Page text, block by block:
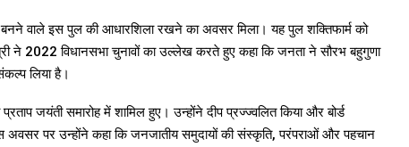
वाले इस पुल की आधारशिला रखने का अवसर मिला। यह पुल शक्तिफार्म को
ने 2022 विधानसभा चुनावों का उल्लेख करते हुए कहा कि जनता ने सौरभ बहुगुणा
लिया है।
जयंती समारोह में शामिल हुए। उन्होंने दीप प्रज्ज्वलित किया और बोर्ड
इस अवसर पर उन्होंने कहा कि जनजातीय समुदायों की संस्कृति, परंपराओं और पहचान